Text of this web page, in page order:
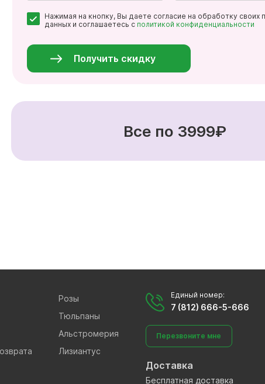
*
*
Нажимая на кнопку, Вы даете согласие на обработку своих
данных и соглашаетесь с политикой конфиденциальности
Получить скидку
Все по 3999₽
Розы
Тюльпаны
Альстромерия
Лизиантус
Единый номер:
7 (812) 666-5-666
Перезвоните мне
Доставка
Бесплатная доставка